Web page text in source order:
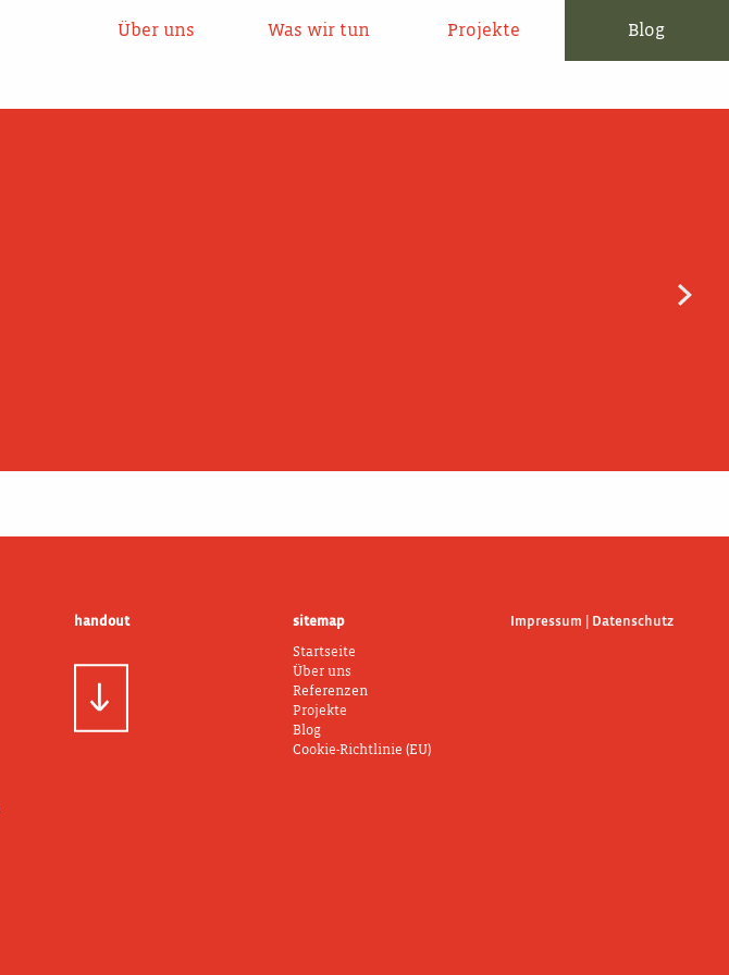
Über uns Was wir tun Projekte Blog
handout sitemap
Startseite
Über uns
Referenzen
Projekte
Blog
Cookie-Richtlinie (EU)
Impressum | Datenschutz